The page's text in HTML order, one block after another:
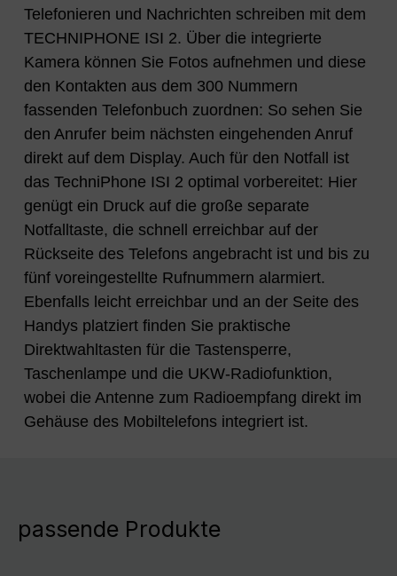
Telefonieren und Nachrichten schreiben mit dem
TECHNIPHONE ISI 2. Über die integrierte
Kamera können Sie Fotos aufnehmen und diese
den Kontakten aus dem 300 Nummern
fassenden Telefonbuch zuordnen: So sehen Sie
den Anrufer beim nächsten eingehenden Anruf
direkt auf dem Display. Auch für den Notfall ist
das TechniPhone ISI 2 optimal vorbereitet: Hier
genügt ein Druck auf die große separate
Notfalltaste, die schnell erreichbar auf der
Rückseite des Telefons angebracht ist und bis zu
fünf voreingestellte Rufnummern alarmiert.
Ebenfalls leicht erreichbar und an der Seite des
Handys platziert finden Sie praktische
Direktwahltasten für die Tastensperre,
Taschenlampe und die UKW-Radiofunktion,
wobei die Antenne zum Radioempfang direkt im
Gehäuse des Mobiltelefons integriert ist.
passende Produkte